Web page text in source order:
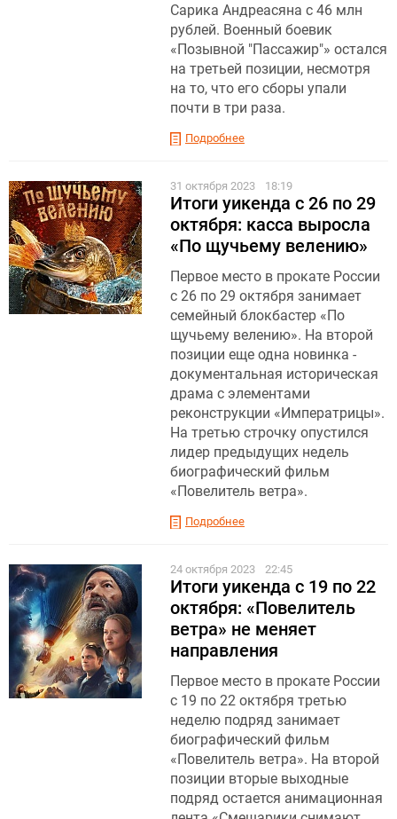
Сарика Андреасяна с 46 млн
рублей. Военный боевик
«Позывной "Пассажир"» остался
на третьей позиции, несмотря
на то, что его сборы упали
почти в три раза.
Подробнее
31 октября 2023 18:19
Итоги уикенда с 26 по 29
октября: касса выросла
«По щучьему велению»
Первое место в прокате России
с 26 по 29 октября занимает
семейный блокбастер «По
щучьему велению». На второй
позиции еще одна новинка -
документальная историческая
драма с элементами
реконструкции «Императрицы».
На третью строчку опустился
лидер предыдущих недель
биографический фильм
«Повелитель ветра».
Подробнее
24 октября 2023 22:45
Итоги уикенда с 19 по 22
октября: «Повелитель
ветра» не меняет
направления
Первое место в прокате России
с 19 по 22 октября третью
неделю подряд занимает
биографический фильм
«Повелитель ветра». На второй
позиции вторые выходные
подряд остается анимационная